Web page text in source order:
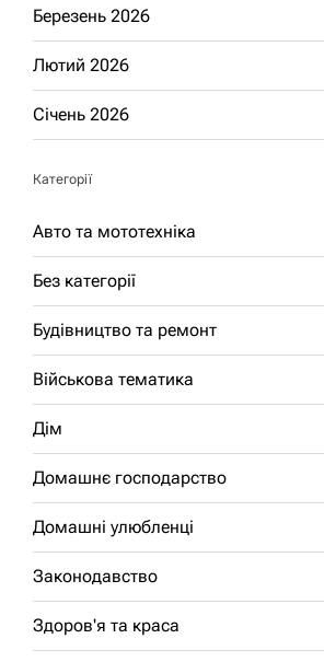
Березень 2026
Лютий 2026
Січень 2026
Категорії
Авто та мототехніка
Без категорії
Будівництво та ремонт
Військова тематика
Дім
Домашнє господарство
Домашні улюбленці
Законодавство
Здоров'я та краса